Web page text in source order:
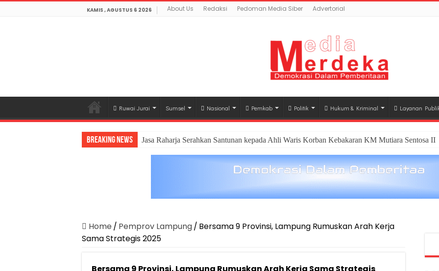
KAMIS , AGUSTUS 6 2026 About Us Redaksi Pedoman Media Siber Advertorial
Ruwai Jurai Sumsel Nasional Pemkab Politik Hukum & Kriminal Layanan
Breaking News Jasa Raharja Serahkan Santunan kepada Ahli Waris Korban Kebakaran KM Mutiara Sentosa II
Home / Pemprov Lampung/ Bersama 9 Provinsi, Lampung Rumuskan Arah Kerja
Sama Strategis 2025
Bersama 9 Provinsi, Lampung Rumuskan Arah Kerja Sama Strategis